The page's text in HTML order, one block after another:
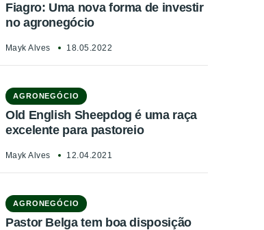
Fiagro: Uma nova forma de investir
no agronegócio
Mayk Alves 18.05.2022
AGRONEGÓCIO
Old English Sheepdog é uma raça
excelente para pastoreio
Mayk Alves 12.04.2021
AGRONEGÓCIO
Pastor Belga tem boa disposição